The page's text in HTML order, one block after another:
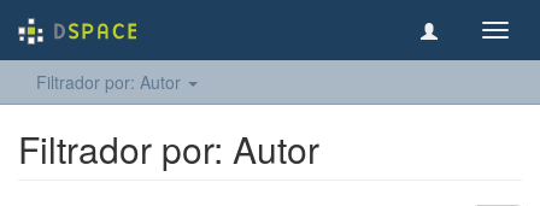
Filtrador por: Autor
Filtrador por: Autor